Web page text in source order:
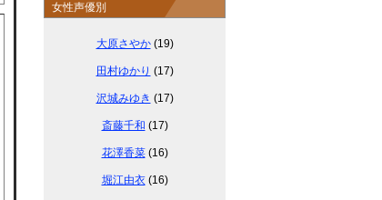
女性声優別
大原さやか(19)
田村ゆかり (17)
沢城みゆき (17)
斎藤千和 (17)
花澤香菜(16)
堀江由衣(16)